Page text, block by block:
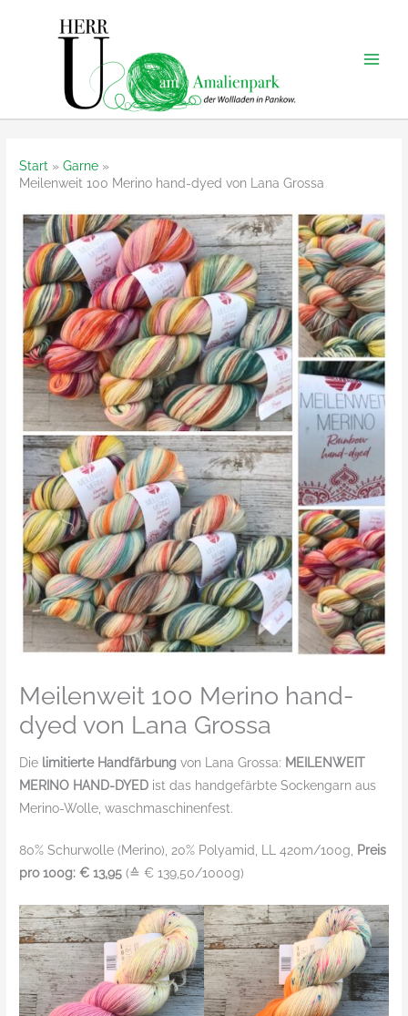
Start
Garne
Meilenweit 100 Merino hand-dyed von Lana Grossa
Meilenweit 100 Merino hand-
dyed von Lana Grossa
Die limitierte Handfärbung von Lana Grossa: MEILENWEIT
MERINO HAND-DYED ist das handgefärbte Sockengarn aus
Merino-Wolle, waschmaschinenfest.
80% Schurwolle (Merino), 20% Polyamid, LL 420m/100g, Preis
pro 100g: € 13,95 (≙ € 139,50/1000g)